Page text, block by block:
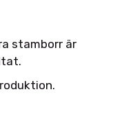
stamborr är